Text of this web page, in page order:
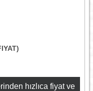
hızlıca fiyat ve